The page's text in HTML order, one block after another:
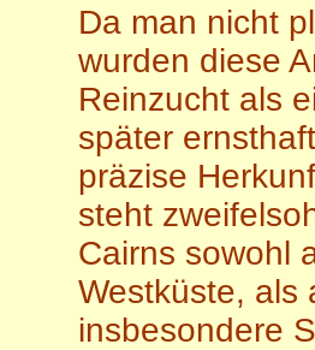
Da man nicht
wurden diese
Reinzucht als
später
präzise
steht
Cairns sowohl
Westküste, als
insbesondere